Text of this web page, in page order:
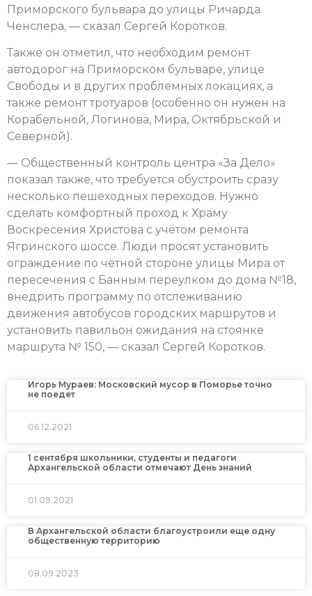
Приморского бульвара до улицы Ричарда
Ченслера, — сказал Сергей Коротков.
Также он отметил, что необходим ремонт
автодорог на Приморском бульваре, улице
Свободы и в других проблемных локациях, а
также ремонт тротуаров (особенно он нужен на
Корабельной, Логинова, Мира, Октябрьской и
Северной).
— Общественный контроль центра «За Дело»
показал также, что требуется обустроить сразу
несколько пешеходных переходов. Нужно
сделать комфортный проход к Храму
Воскресения Христова с учётом ремонта
Ягринского шоссе. Люди просят установить
ограждение по чётной стороне улицы Мира от
пересечения с Банным переулком до дома №18,
внедрить программу по отслеживанию
движения автобусов городских маршрутов и
установить павильон ожидания на стоянке
маршрута № 150, — сказал Сергей Коротков.
Игорь Мураев: Московский мусор в Поморье точно
не поедет
06.12.2021
1 сентября школьники, студенты и педагоги
Архангельской области отмечают День знаний
01.09.2021
В Архангельской области благоустроили еще одну
общественную территорию
08.09.2023